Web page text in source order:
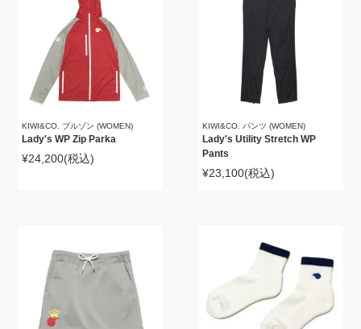
KIWI&CO. ブルゾン (WOMEN)
Lady's WP Zip Parka
¥24,200(税込)
KIWI&CO. パンツ (WOMEN)
Lady's Utility Stretch WP
Pants
¥23,100(税込)